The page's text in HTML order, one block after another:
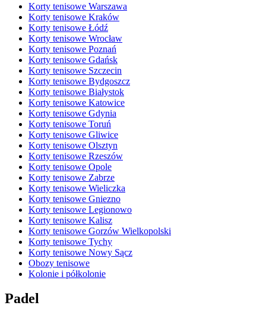
Korty tenisowe Warszawa
Korty tenisowe Kraków
Korty tenisowe Łódź
Korty tenisowe Wrocław
Korty tenisowe Poznań
Korty tenisowe Gdańsk
Korty tenisowe Szczecin
Korty tenisowe Bydgoszcz
Korty tenisowe Białystok
Korty tenisowe Katowice
Korty tenisowe Gdynia
Korty tenisowe Toruń
Korty tenisowe Gliwice
Korty tenisowe Olsztyn
Korty tenisowe Rzeszów
Korty tenisowe Opole
Korty tenisowe Zabrze
Korty tenisowe Wieliczka
Korty tenisowe Gniezno
Korty tenisowe Legionowo
Korty tenisowe Kalisz
Korty tenisowe Gorzów Wielkopolski
Korty tenisowe Tychy
Korty tenisowe Nowy Sącz
Obozy tenisowe
Kolonie i półkolonie
Padel